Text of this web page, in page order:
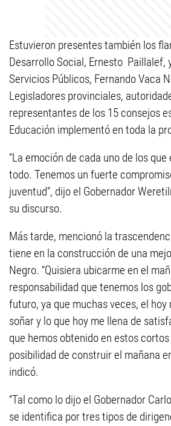
Estuvieron presentes también los
Desarrollo Social, Ernesto Paillalef,
Servicios Públicos, Fernando Vaca
Legisladores provinciales,
representantes de los 15 consejos
Educación implementó en toda la
“La emoción de cada uno de los
todo. Tenemos un fuerte
juventud”, dijo el Gobernador
su discurso.
Más tarde, mencionó la
tiene en la construcción de una
Negro. “Quisiera ubicarme en el
responsabilidad que tenemos los
futuro, ya que muchas veces, el hoy
soñar y lo que hoy me llena de
que hemos obtenido en estos
posibilidad de construir el mañana
indicó.
“Tal como lo dijo el Gobernador
se identifica por tres tipos de